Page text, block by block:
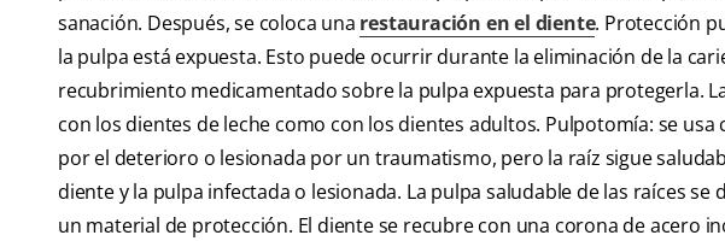
sanación. Después, se coloca una restauración en el diente. Protección
la pulpa está expuesta. Esto puede ocurrir durante la eliminación de la
recubrimiento medicamentado sobre la pulpa expuesta para protegerla.
con los dientes de leche como con los dientes adultos. Pulpotomía: se
por el deterioro o lesionada por un traumatismo, pero la raíz sigue
diente y la pulpa infectada o lesionada. La pulpa saludable de las raíces
un material de protección. El diente se recubre con una corona de acero